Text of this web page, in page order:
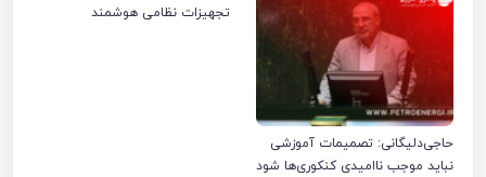
حاجی‌دلیگانی: تصمیمات آموزشی
نباید موجب ناامیدی کنکوری‌ها شود
تجهیزات نظامی هوشمند